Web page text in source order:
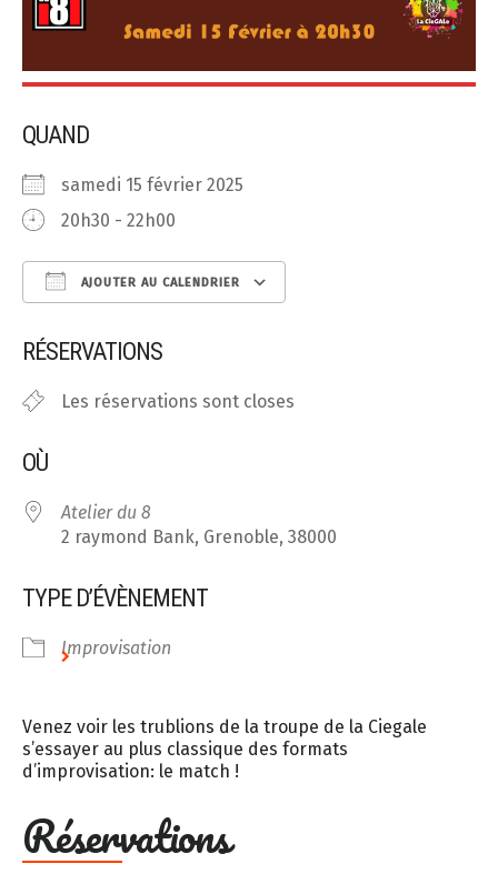
QUAND
samedi 15 février 2025
20h30 - 22h00
AJOUTER AU CALENDRIER
RÉSERVATIONS
Les réservations sont closes
OÙ
Atelier du 8
2 raymond Bank, Grenoble, 38000
TYPE D’ÉVÈNEMENT
Improvisation
Venez voir les trublions de la troupe de la Ciegale
s’essayer au plus classique des formats
d’improvisation: le match !
Réservations